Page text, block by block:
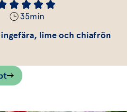
35min
lime och chiafrön